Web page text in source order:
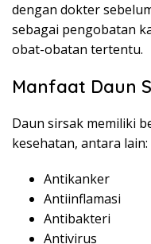
dengan dokter
sebagai pengobatan
obat-obatan tertentu.
Manfaat Daun
Daun sirsak memiliki
kesehatan, antara lain:
Antikanker
Antiinflamasi
Antibakteri
Antivirus